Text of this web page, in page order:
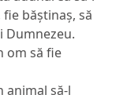
băștinaș, să
Dumnezeu.
om să fie
animal să-l